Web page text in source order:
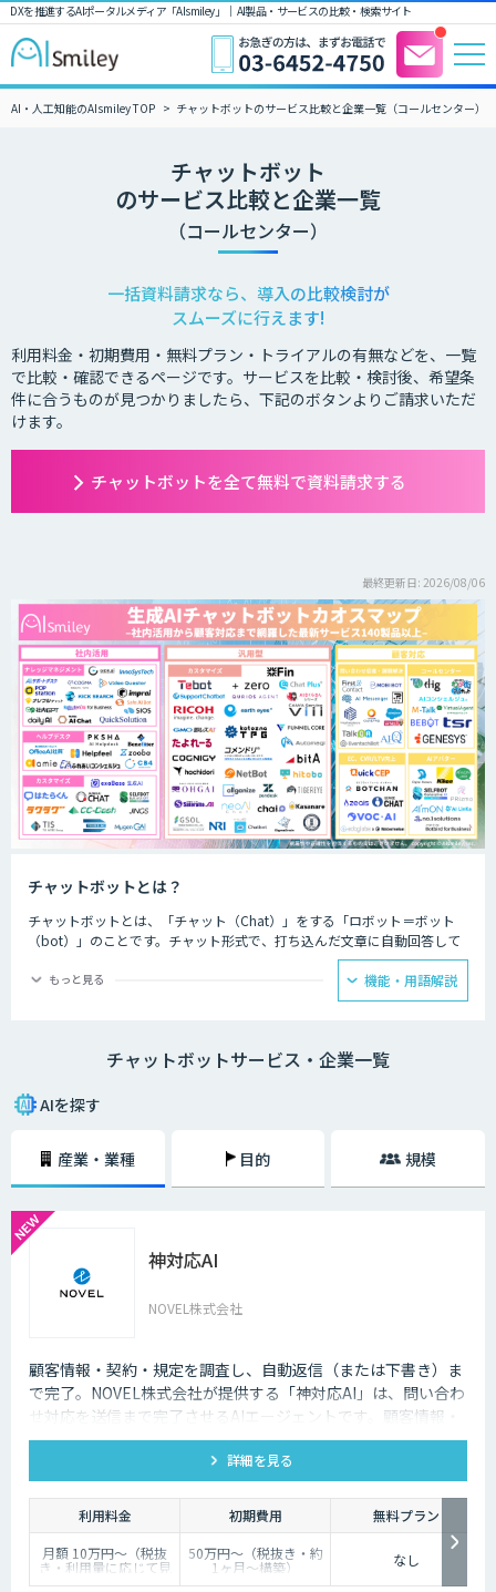
DXを推進するAIポータルメディア「AIsmiley」｜ AI製品・サービスの比較・検索サイト
AI・人工知能のAIsmiley TOP チャットボットのサービス比較と企業一覧（コールセンター）
チャットボット
のサービス比較と企業一覧
（コールセンター）
一括資料請求なら、導入の比較検討が
スムーズに行えます!
利用料金・初期費用・無料プラン・トライアルの有無などを、一覧
で比較・確認できるページです。サービスを比較・検討後、希望条
件に合うものが見つかりましたら、下記のボタンよりご請求いただ
けます。
チャットボットを全て無料で資料請求する
最終更新日: 2026/08/06
チャットボットとは？
チャットボットとは、「チャット（Chat）」をする「ロボット＝ボット
（bot）」のことです。チャット形式で、打ち込んだ文章に自動回答して
チャットボットは、大きく分けると「AI型」と「シナリオ型」という2つ
・AI型チャットボットの特徴
「機械学習型」といわれる仕組みを採用したチャットボットで、文章全体
の意味を理解した上で回答を返すことができるという特徴を持っていま
め、その学習を重ねるごとにチャットの回答精度が向上されていくのが大
・シナリオ型チャットボットの特徴
シナリオ型チャットボットにはAIが搭載されていないため、「Aという単
語が含まれていたらBを返答する」といったルールを人間が事前に設定し
ておかなければなりません。また、AI型のように学習を重ねていくわけで
もないため、不適切な返答が行われてしまう場合には、担当者が自ら修正
企業がチャットボットを導入するメリットは以下3つが挙げられます。
・24時間365日対応できる
チャットボットを導入することで得られる最大のメリットは、24時間365
日対応できるという点です。スマートフォンの普及に伴い、ユーザーはい
つでもインターネット検索を行えるようになりました。そのため現在は、
深夜に「この商品についてもっと詳しく知りたい」と思い立つケースも少
なくないのです。
そのような場合に、チャットボットを設置しておけば、ユーザーの疑問を
もっと見る 機能・用語解説
チャットボットサービス・企業一覧
AIを探す
産業・業種 目的 規模
神対応AI
NOVEL株式会社
顧客情報・契約・規定を調査し、自動返信（または下書き）ま
で完了。NOVEL株式会社が提供する「神対応AI」は、問い合わ
せ対応を送信まで完了させるAIエージェントです。顧客情報・
契約・規定を突き合わせて回答を数十秒で作成し、自動送信か
下書き止めかを選べます。
詳細を見る
利用料金 初期費用
無料プラン
月額 10万円〜（税抜
き・利用量に応じて見
積り）
50万円〜（税抜き・約
1ヶ月〜構築） なし